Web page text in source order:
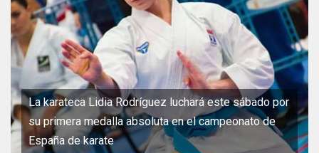
La karateca Lidia Rodríguez luchará este sábado por
su primera medalla absoluta en el campeonato de
España de karate